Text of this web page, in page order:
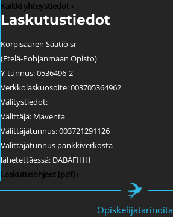
Kaikki yhteystiedot ›
Laskutustiedot
Korpisaaren Säätiö sr
(Etelä-Pohjanmaan Opisto)
Y-tunnus: 0536496-2
Verkkolaskuosoite: 003705364962
Välitystiedot:
Välittäjä: Maventa
Välittäjätunnus: 003721291126
Välittäjätunnus pankkiverkosta
lähetettäessä: DABAFIHH
Laskutusohjeet [pdf] ›
Opiskelijatarinoita